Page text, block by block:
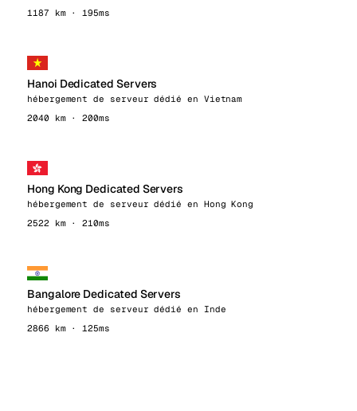
1187 km · 195ms
Hanoi Dedicated Servers
hébergement de serveur dédié en Vietnam
2040 km · 200ms
Hong Kong Dedicated Servers
hébergement de serveur dédié en Hong Kong
2522 km · 210ms
Bangalore Dedicated Servers
hébergement de serveur dédié en Inde
2866 km · 125ms